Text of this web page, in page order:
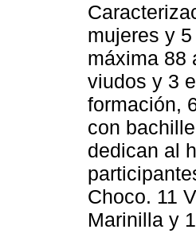
mujeres y
máxima 88
viudos y 3
formación,
con
dedican al
Choco. 11
Marinilla y